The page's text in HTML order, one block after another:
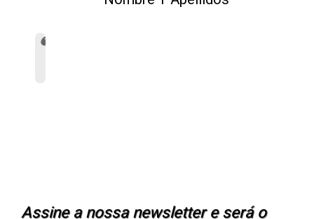
Assine a nossa newsletter e será o